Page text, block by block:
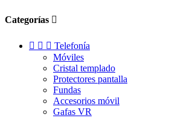
Categorías 
   Telefonía
Móviles
Cristal templado
Protectores pantalla
Fundas
Accesorios móvil
Gafas VR